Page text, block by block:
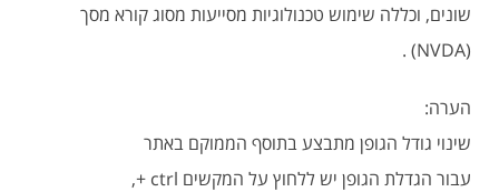
שונים, וכללה שימוש טכנולוגיות מסייעות מסוג קורא מסך
(NVDA) .
הערה:
שינוי גודל הגופן מתבצע בתוסף הממוקם באתר
עבור הגדלת הגופן יש ללחוץ על המקשים ctrl +,